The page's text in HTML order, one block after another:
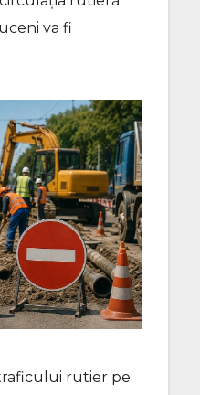
va fi
rutier pe